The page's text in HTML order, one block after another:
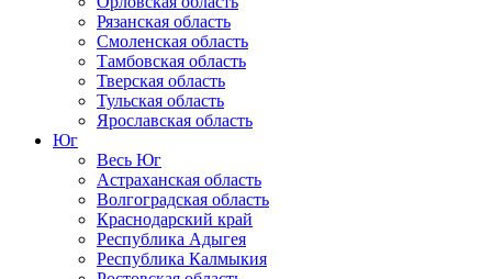
Рязанская область
Смоленская область
Тамбовская область
Тверская область
Тульская область
Ярославская область
Юг
Весь Юг
Астраханская область
Волгоградская область
Краснодарский край
Республика Адыгея
Республика Калмыкия